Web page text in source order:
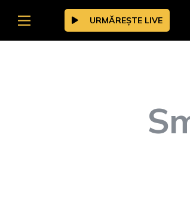
URMĂREȘTE LIVE